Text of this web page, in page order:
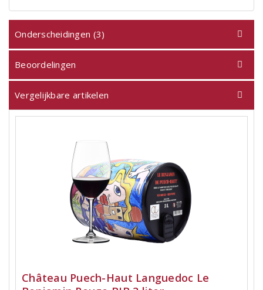
Onderscheidingen (3)
Beoordelingen
Vergelijkbare artikelen
Château Puech-Haut Languedoc Le